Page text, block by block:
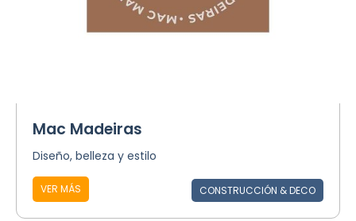
Mac Madeiras
Diseño, belleza y estilo
VER MÁS CONSTRUCCIÓN & DECO